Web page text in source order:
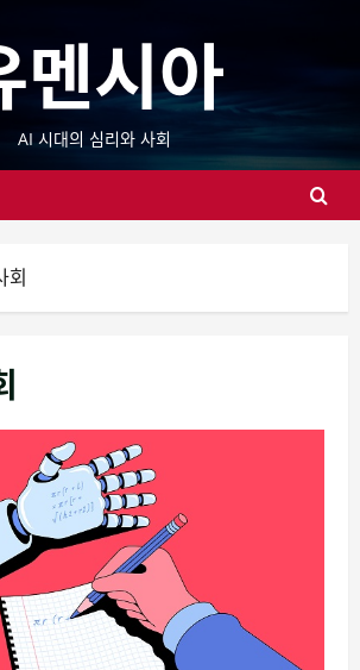
멘시아
AI 시대의 심리와 사회
회